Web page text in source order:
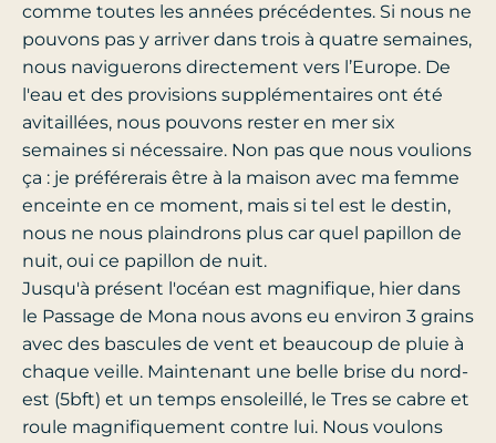
comme toutes les années précédentes. Si nous ne
pouvons pas y arriver dans trois à quatre semaines,
nous naviguerons directement vers l’Europe. De
l'eau et des provisions supplémentaires ont été
avitaillées, nous pouvons rester en mer six
semaines si nécessaire. Non pas que nous voulions
ça : je préférerais être à la maison avec ma femme
enceinte en ce moment, mais si tel est le destin,
nous ne nous plaindrons plus car quel papillon de
nuit, oui ce papillon de nuit.
Jusqu'à présent l'océan est magnifique, hier dans
le Passage de Mona nous avons eu environ 3 grains
avec des bascules de vent et beaucoup de pluie à
chaque veille. Maintenant une belle brise du nord-
est (5bft) et un temps ensoleillé, le Tres se cabre et
roule magnifiquement contre lui. Nous voulons